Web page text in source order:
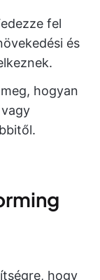
fel
és
hogyan
hogy